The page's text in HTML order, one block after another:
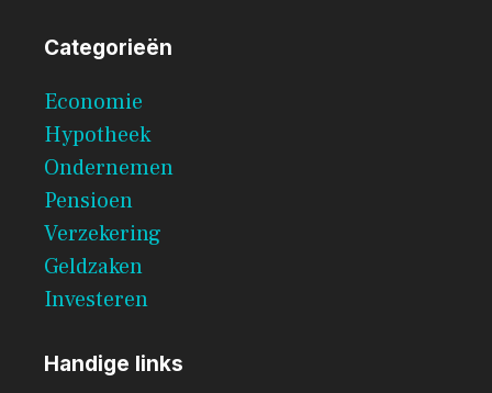
Categorieën
Economie
Hypotheek
Ondernemen
Pensioen
Verzekering
Geldzaken
Investeren
Handige links